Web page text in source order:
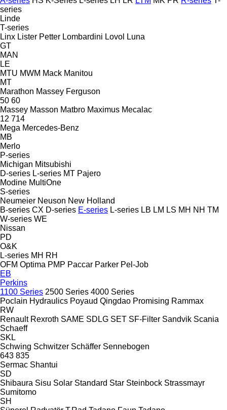
series
Linde
T-series
Linx Lister Petter Lombardini Lovol
Luna
GT
MAN
LE
MTU MWM Mack Manitou
MT
Marathon Massey Ferguson
50 60
Massey Masson Matbro Maximus Mecalac
12 714
Mega Mercedes-Benz
MB
Merlo
P-series
Michigan Mitsubishi
D-series L-series MT Pajero
Modine MultiOne
S-series
Neumeier Neuson New Holland
B-series CX D-series E-series L-series LB LM LS MH NH TM
W-series WE
Nissan
PD
O&K
L-series MH RH
OFM Optima PMP Paccar Parker Pel-Job
EB
Perkins
1100 Series 2500 Series 4000 Series
Poclain Hydraulics Poyaud Qingdao Promising Rammax
RW
Renault Rexroth SAME SDLG SET SF-Filter Sandvik Scania
Schaeff
SKL
Schwing Schwitzer Schäffer Sennebogen
643 835
Sermac Shantui
SD
Shibaura Sisu Solar Standard Star Steinbock Strassmayr
Sumitomo
SH